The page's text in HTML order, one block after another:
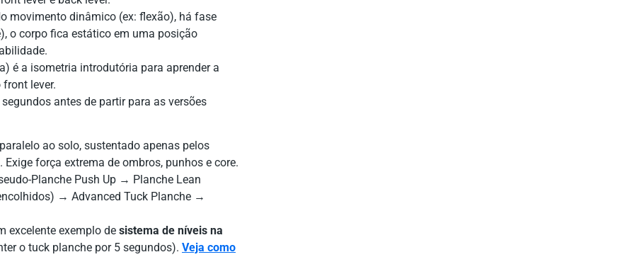
movimento dinâmico (ex: flexão), há fase
o corpo fica estático em uma posição
é a isometria introdutória para aprender a
lever.
antes de partir para as versões
ao solo, sustentado apenas pelos
força extrema de ombros, punhos e core.
Planche Push Up → Planche Lean
→ Advanced Tuck Planche →
excelente exemplo de sistema de níveis na
o tuck planche por 5 segundos). Veja como